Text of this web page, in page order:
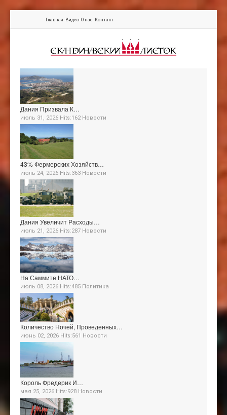
Главная Видео О нас Контакт
Дания Призвала К…
июль 31, 2026 Hits:162 Новости
43% Фермерских Хозяйств…
июль 24, 2026 Hits:363 Новости
Дания Увеличит Расходы…
июль 21, 2026 Hits:287 Новости
На Саммите НАТО…
июль 08, 2026 Hits:485 Политика
Количество Ночей, Проведенных…
июнь 02, 2026 Hits:561 Новости
Король Фредерик И…
мая 25, 2026 Hits:928 Новости